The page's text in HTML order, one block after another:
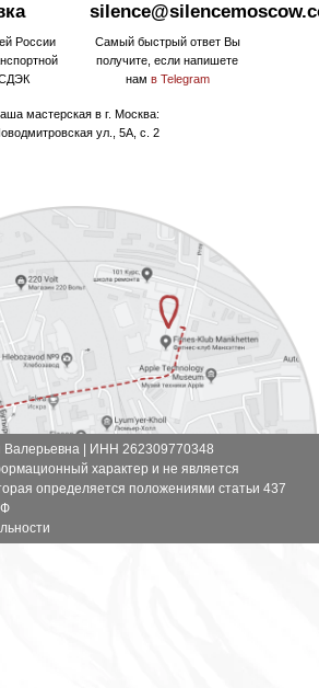
Самый быстрый ответ Вы
получите, если напишете
нам в Telegram
России
мастерская в г. Москва:
ул., 5А, с. 2
Валерьевна | ИНН 262309770348
характер и не является
определяется положениями статьи 437